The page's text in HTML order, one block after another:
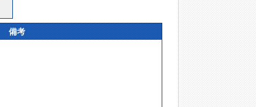
備考